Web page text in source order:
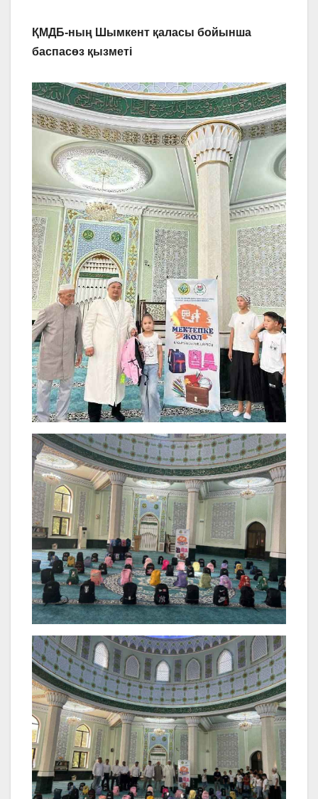
ҚМДБ-ның Шымкент қаласы бойынша
баспасөз қызметі